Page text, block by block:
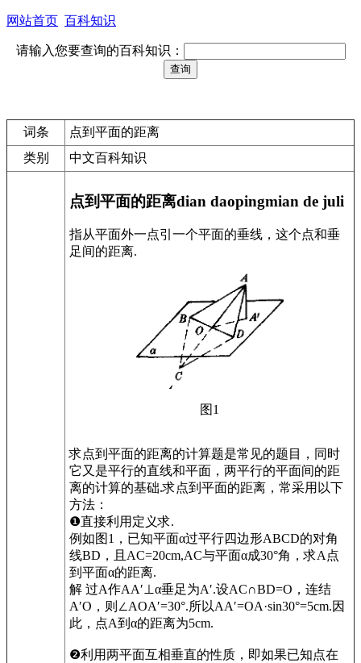
网站首页 百科知识
请输入您要查询的百科知识：
词条
点到平面的距离
类别
中文百科知识
点到平面的距离dian daopingmian de juli
指从平面外一点引一个平面的垂线，这个点和垂
足间的距离.
图1
求点到平面的距离的计算题是常见的题目，同时
它又是平行的直线和平面，两平行的平面间的距
离的计算的基础.求点到平面的距离，常采用以下
方法：
❶直接利用定义求.
例如图1，已知平面α过平行四边形ABCD的对角
线BD，且AC=20cm,AC与平面α成30°角，求A点
到平面α的距离.
解 过A作AA′⊥α垂足为A′.设AC∩BD=O，连结
A′O，则∠AOA′=30°.所以AA′=OA·sin30°=5cm.因
此，点A到α的距离为5cm.
❷利用两平面互相垂直的性质，即如果已知点在